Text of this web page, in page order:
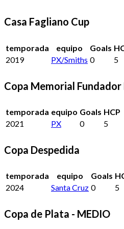
Casa Fagliano Cup
temporada equipo Goals
2019
PX/Smiths 0 5
Copa Memorial
temporada equipo Goals HCP
2021
PX 0 5
Copa Despedida
temporada equipo Goals
2024
Santa Cruz 0 5
Copa de Plata - MEDIO